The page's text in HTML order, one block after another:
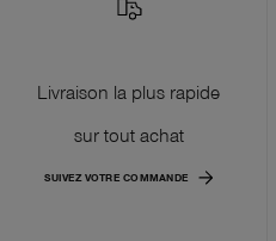
Livraison la plus rapide
sur tout achat
SUIVEZ VOTRE COMMANDE